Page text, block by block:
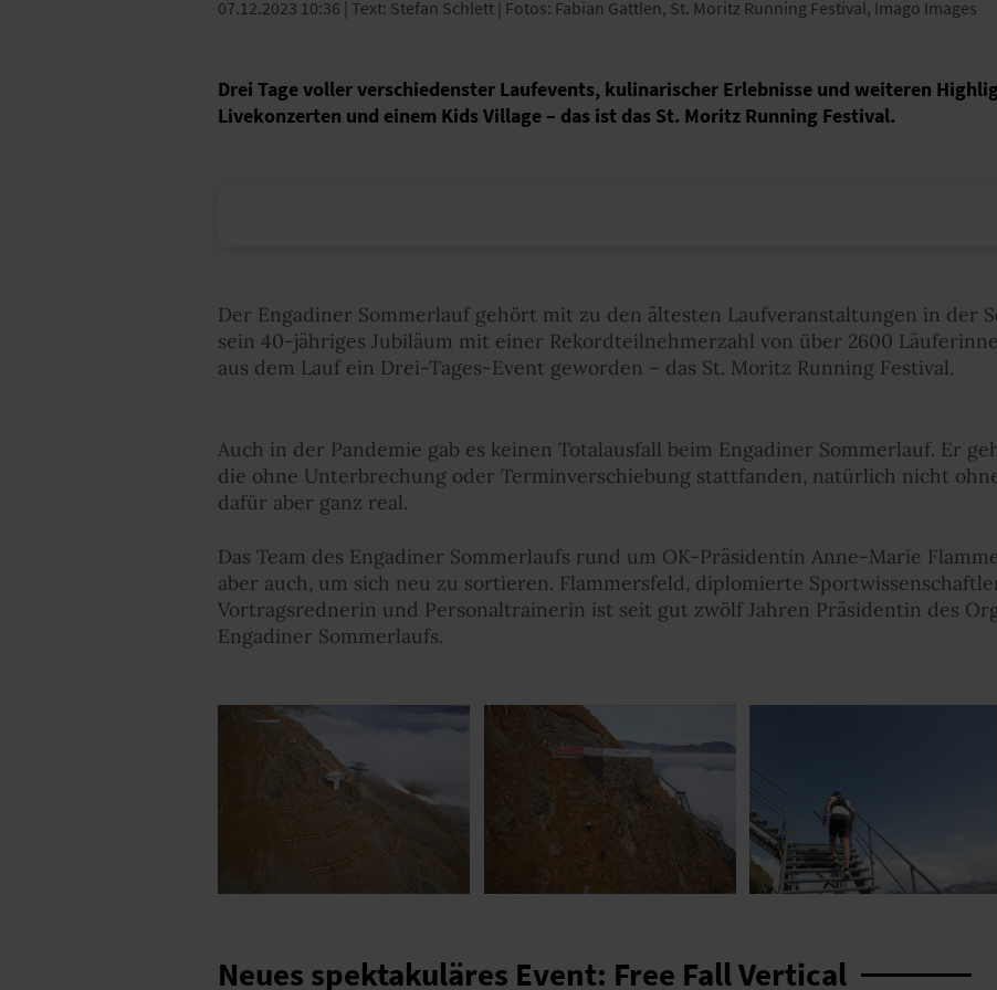
07.12.2023 10:36 | Text: Stefan Schlett | Fotos: Fabian Gattlen, St. Moritz Running Festival, Imago Images
Drei Tage voller verschiedenster Laufevents, kulinarischer Erlebnisse und weiteren
Livekonzerten und einem Kids Village – das ist das St. Moritz Running Festival.
Der Engadiner Sommerlauf gehört mit zu den ältesten Laufveranstaltungen in der
sein 40-jähriges Jubiläum mit einer Rekordteilnehmerzahl von über 2600
aus dem Lauf ein Drei-Tages-Event geworden – das St. Moritz Running Festival.
Auch in der Pandemie gab es keinen Totalausfall beim Engadiner Sommerlauf. Er
die ohne Unterbrechung oder Terminverschiebung stattfanden, natürlich nicht
dafür aber ganz real.
Das Team des Engadiner Sommerlaufs rund um OK-Präsidentin Anne-Marie
aber auch, um sich neu zu sortieren. Flammersfeld, diplomierte
Vortragsrednerin und Personaltrainerin ist seit gut zwölf Jahren Präsidentin des
Engadiner Sommerlaufs.
Neues spektakuläres Event: Free Fall Vertical